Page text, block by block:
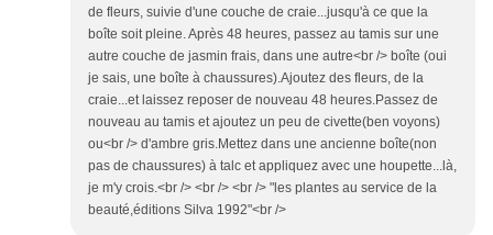
de fleurs, suivie d'une couche de craie...jusqu'à ce que la
boîte soit pleine. Après 48 heures, passez au tamis sur une
autre couche de jasmin frais, dans une autre<br /> boîte (oui
je sais, une boîte à chaussures).Ajoutez des fleurs, de la
craie...et laissez reposer de nouveau 48 heures.Passez de
nouveau au tamis et ajoutez un peu de civette(ben voyons)
ou<br /> d'ambre gris.Mettez dans une ancienne boîte(non
pas de chaussures) à talc et appliquez avec une houpette...là,
je m'y crois.<br /> <br /> <br /> "les plantes au service de la
beauté,éditions Silva 1992"<br />